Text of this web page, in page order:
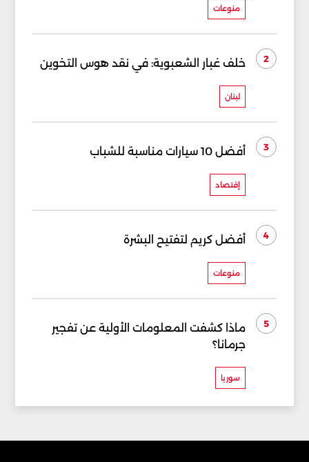
منوعات
2 خلف غبار الشعبوية: في نقد هوس التخوين
لبنان
3 أفضل 10 سيارات مناسبة للشباب
إقتصاد
4 أفضل كريم لتفتيح البشرة
منوعات
5
ماذا كشفت المعلومات الأولية عن تفجير
جرمانا؟
سوريا